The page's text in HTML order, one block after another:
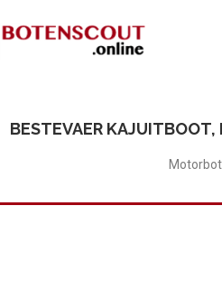
Plaats Advertentie
BESTEVAER